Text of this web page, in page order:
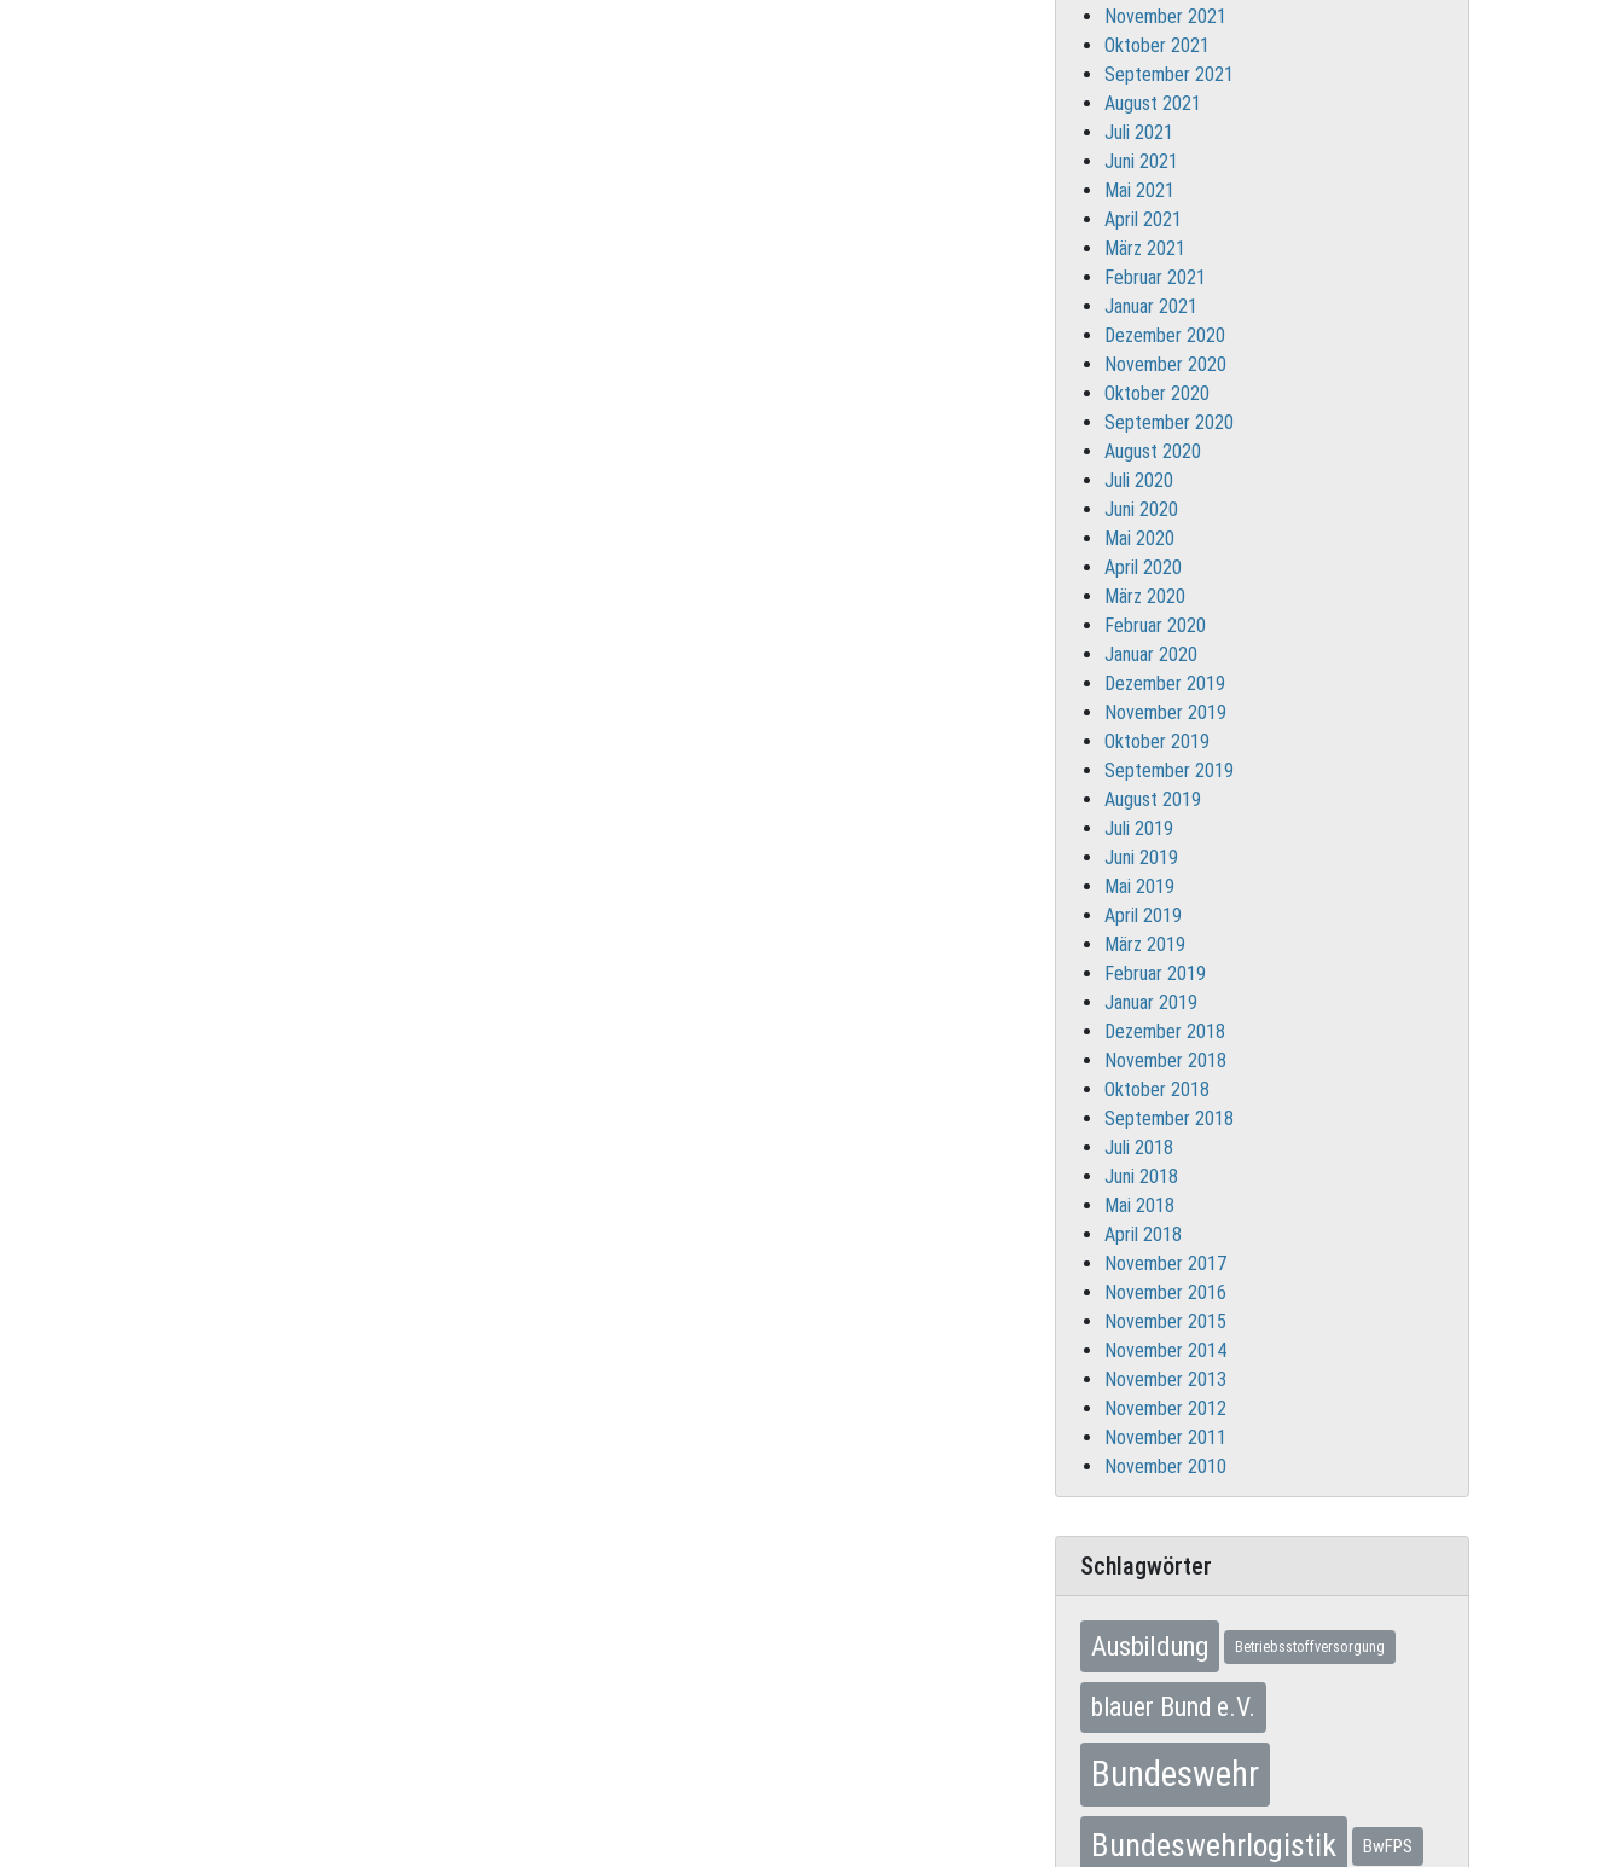
November 2021
Oktober 2021
September 2021
August 2021
Juli 2021
Juni 2021
Mai 2021
April 2021
März 2021
Februar 2021
Januar 2021
Dezember 2020
November 2020
Oktober 2020
September 2020
August 2020
Juli 2020
Juni 2020
Mai 2020
April 2020
März 2020
Februar 2020
Januar 2020
Dezember 2019
November 2019
Oktober 2019
September 2019
August 2019
Juli 2019
Juni 2019
Mai 2019
April 2019
März 2019
Februar 2019
Januar 2019
Dezember 2018
November 2018
Oktober 2018
September 2018
Juli 2018
Juni 2018
Mai 2018
April 2018
November 2017
November 2016
November 2015
November 2014
November 2013
November 2012
November 2011
November 2010
Schlagwörter
Ausbildung Betriebsstoffversorgung
blauer Bund e.V.
Bundeswehr
Bundeswehrlogistik BwFPS